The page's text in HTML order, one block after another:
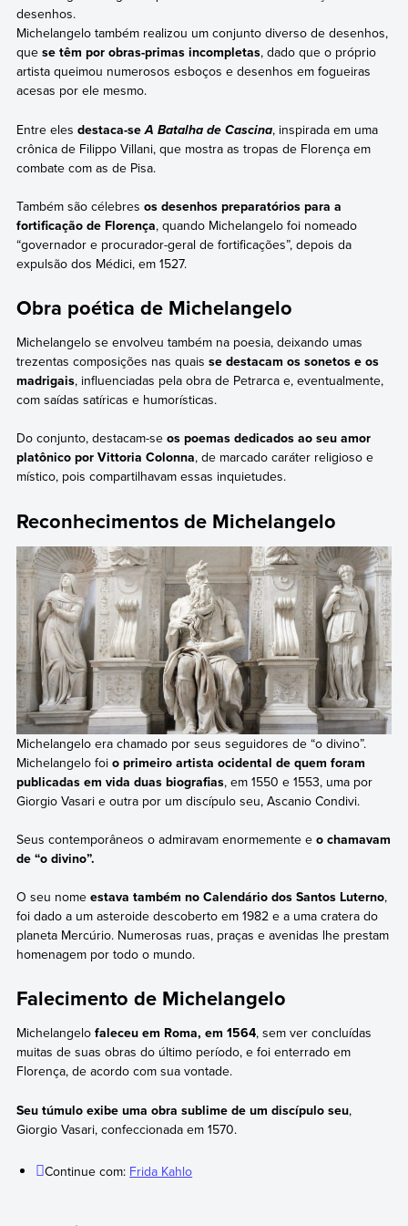
desenhos.
Michelangelo também realizou um conjunto diverso de desenhos,
que se têm por obras-primas incompletas, dado que o próprio
artista queimou numerosos esboços e desenhos em fogueiras
acesas por ele mesmo.
Entre eles destaca-seA Batalha de Cascina, inspirada em uma
crônica de Filippo Villani, que mostra as tropas de Florença em
combate com as de Pisa.
Também são célebres os desenhos preparatórios para a
fortificação de Florença, quando Michelangelo foi nomeado
“governador e procurador-geral de fortificações”, depois da
expulsão dos Médici, em 1527.
Obra poética de Michelangelo
Michelangelo se envolveu também na poesia, deixando umas
trezentas composições nas quais se destacam os sonetos e os
madrigais, influenciadas pela obra de Petrarca e, eventualmente,
com saídas satíricas e humorísticas.
Do conjunto, destacam-se os poemas dedicados ao seu amor
platônico por Vittoria Colonna, de marcado caráter religioso e
místico, pois compartilhavam essas inquietudes.
Reconhecimentos de Michelangelo
Michelangelo era chamado por seus seguidores de “o divino”.
Michelangelo foi o primeiro artista ocidental de quem foram
publicadas em vida duas biografias, em 1550 e 1553, uma por
Giorgio Vasari e outra por um discípulo seu, Ascanio Condivi.
Seus contemporâneos o admiravam enormemente e o chamavam
de “o divino”.
O seu nome estava também no Calendário dos Santos Luterno,
foi dado a um asteroide descoberto em 1982 e a uma cratera do
planeta Mercúrio. Numerosas ruas, praças e avenidas lhe prestam
homenagem por todo o mundo.
Falecimento de Michelangelo
Michelangelo faleceu em Roma, em 1564, sem ver concluídas
muitas de suas obras do último período, e foi enterrado em
Florença, de acordo com sua vontade.
Seu túmulo exibe uma obra sublime de um discípulo seu,
Giorgio Vasari, confeccionada em 1570.
Continue com: Frida Kahlo